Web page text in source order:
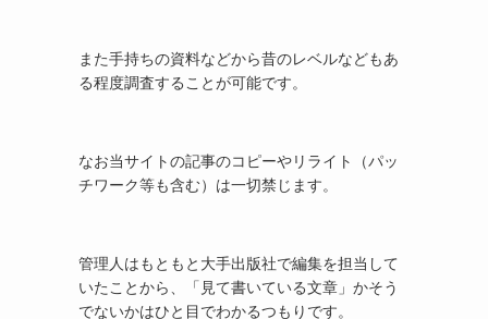
また手持ちの資料などから昔のレベルなどもあ
る程度調査することが可能です。
なお当サイトの記事のコピーやリライト（パッ
チワーク等も含む）は一切禁じます。
管理人はもともと大手出版社で編集を担当して
いたことから、「見て書いている文章」かそう
でないかはひと目でわかるつもりです。